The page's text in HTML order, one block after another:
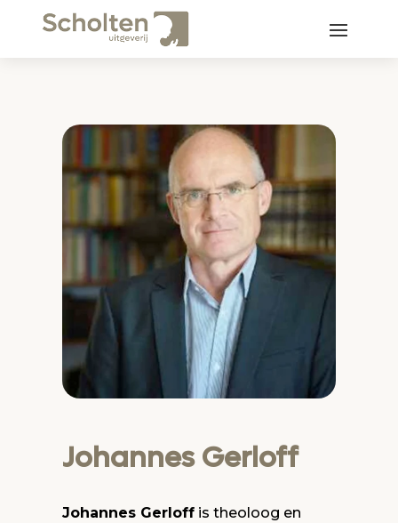
Johannes Gerloff
Johannes Gerloffis theoloog en